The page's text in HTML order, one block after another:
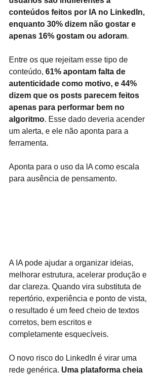
conteúdos feitos por IA no LinkedIn,
enquanto 30% dizem não gostar e
apenas 16% gostam ou adoram.
Entre os que rejeitam esse tipo de
conteúdo, 61% apontam falta de
autenticidade como motivo, e 44%
dizem que os posts parecem feitos
apenas para performar bem no
algoritmo. Esse dado deveria acender
um alerta, e ele não aponta para a
ferramenta.
Aponta para o uso da IA como escala
para ausência de pensamento.
A IA pode ajudar a organizar ideias,
melhorar estrutura, acelerar produção e
dar clareza. Quando vira substituta de
repertório, experiência e ponto de vista,
o resultado é um feed cheio de textos
corretos, bem escritos e
completamente esquecíveis.
O novo risco do LinkedIn é virar uma
rede genérica. Uma plataforma cheia